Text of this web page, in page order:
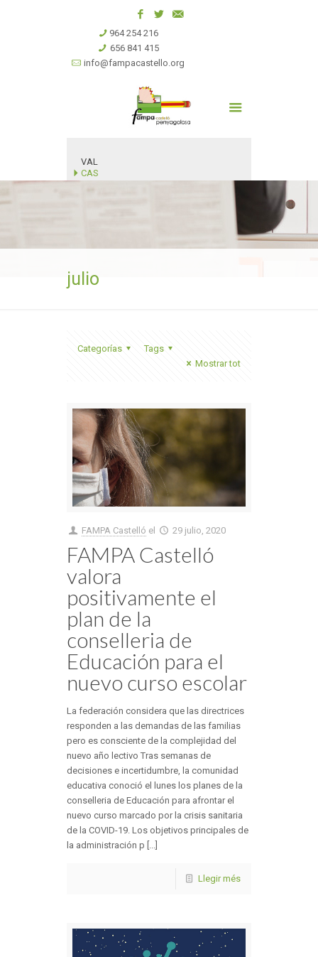
964 254 216
656 841 415
info@fampacastello.org
VAL
CAS
julio
Categorías
Tags
Mostrar tot
FAMPA Castelló el 29 julio, 2020
FAMPA Castelló
valora
positivamente el
plan de la
conselleria de
Educación para el
nuevo curso escolar
La federación considera que las directrices
responden a las demandas de las familias
pero es consciente de la complejidad del
nuevo año lectivo Tras semanas de
decisiones e incertidumbre, la comunidad
educativa conoció el lunes los planes de la
conselleria de Educación para afrontar el
nuevo curso marcado por la crisis sanitaria
de la COVID-19. Los objetivos principales de
la administración p [...]
Llegir més